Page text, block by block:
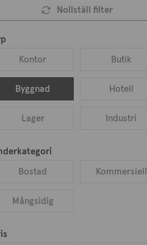
Nollställ filter
Kontor
Butik
Byggnad Hotell
Lager Industri
Bostad
Kommersiell
Mångsidig